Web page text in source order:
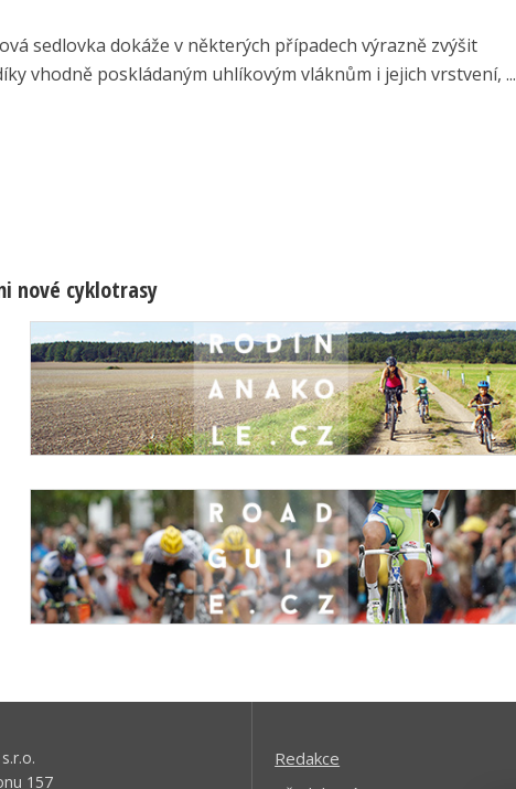
sedlovka dokáže v některých případech výrazně zvýšit
vhodně poskládaným uhlíkovým vláknům i jejich vrstvení, ...
nové cyklotrasy
157
Redakce